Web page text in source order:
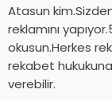
Atasun
reklamını
okusun.Herkes
rekabet
verebilir.